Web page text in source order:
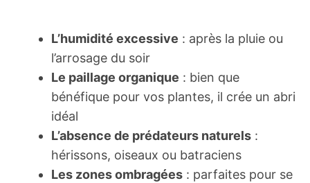
L’humidité excessive : après la pluie ou
l’arrosage du soir
Le paillage organique : bien que
bénéfique pour vos plantes, il crée un abri
idéal
L’absence de prédateurs naturels :
hérissons, oiseaux ou batraciens
Les zones ombragées : parfaites pour se